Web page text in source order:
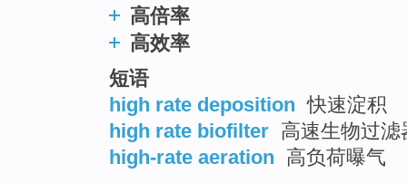
高倍率
高效率
短语
high rate deposition 快速淀积
high rate biofilter 高速生物过滤
high-rate aeration 高负荷曝气